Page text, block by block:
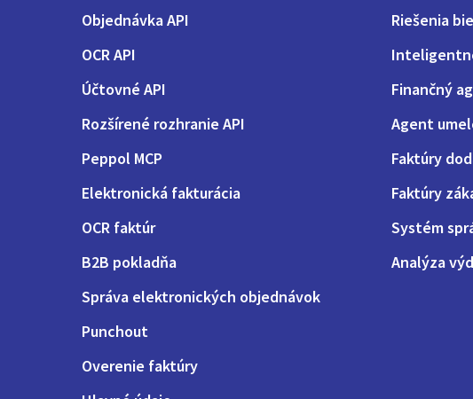
Objednávka API
OCR API
Účtovné API
Rozšírené rozhranie API
Peppol MCP
Elektronická fakturácia
OCR faktúr
B2B pokladňa
Správa elektronických objednávok
Punchout
Overenie faktúry
Riešenia
Finančný
Agent
Faktúry
Faktúry
Systém
Analýza